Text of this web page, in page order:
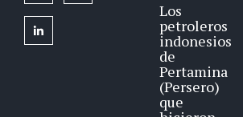
linkedin
Los
petroleros
indonesios
de
Pertamina
(Persero)
que